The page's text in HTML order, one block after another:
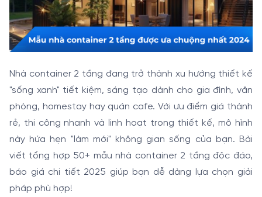
Nhà container 2 tầng đang trở thành xu hướng thiết kế
"sống xanh" tiết kiệm, sáng tạo dành cho gia đình, văn
phòng, homestay hay quán cafe. Với ưu điểm giá thành
rẻ, thi công nhanh và linh hoạt trong thiết kế, mô hình
này hứa hẹn "làm mới" không gian sống của bạn. Bài
viết tổng hợp 50+ mẫu nhà container 2 tầng độc đáo,
báo giá chi tiết 2025 giúp bạn dễ dàng lựa chọn giải
pháp phù hợp!